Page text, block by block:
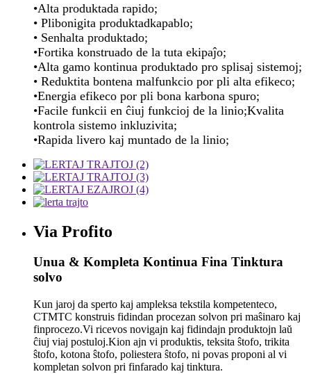
•Alta produktada rapido;
• Plibonigita produktadkapablo;
• Senhalta produktado;
•Fortika konstruado de la tuta ekipaĵo;
•Alta gamo kontinua produktado pro splisaj sistemoj;
• Reduktita bontena malfunkcio por pli alta efikeco;
•Energia efikeco por pli bona karbona spuro;
•Facile funkcii en ĉiuj funkcioj de la linio;Kvalita
kontrola sistemo inkluzivita;
•Rapida livero kaj muntado de la linio;
Via Profito
Unua & Kompleta Kontinua Fina Tinktura
solvo
Kun jaroj da sperto kaj ampleksa tekstila kompetenteco,
CTMTC konstruis fidindan procezan solvon pri maŝinaro kaj
finprocezo.Vi ricevos novigajn kaj fidindajn produktojn laŭ
ĉiuj viaj postuloj.Kion ajn vi produktis, teksita ŝtofo, trikita
ŝtofo, kotona ŝtofo, poliestera ŝtofo, ni povas proponi al vi
kompletan solvon pri finfarado kaj tinktura.